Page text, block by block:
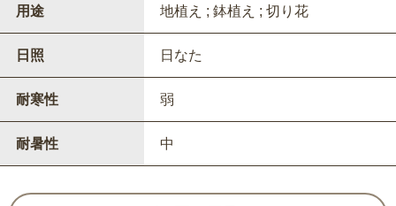
用途 地植え ; 鉢植え ; 切り花
日照 日なた
耐寒性 弱
耐暑性 中